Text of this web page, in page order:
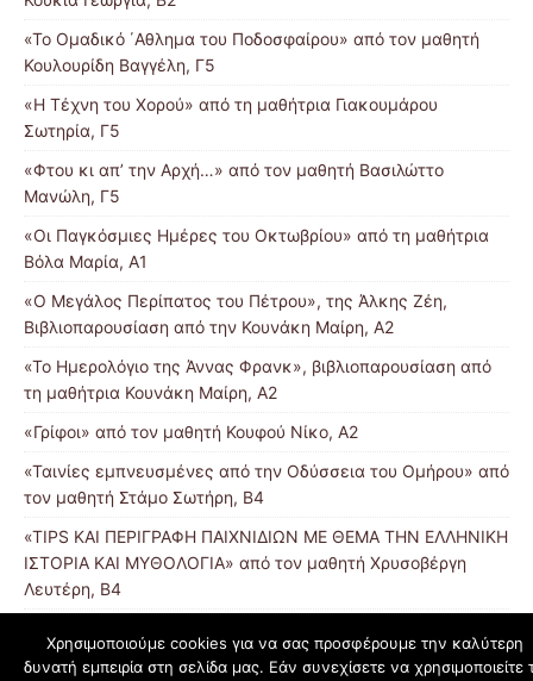
«Το Ομαδικό ΄Αθλημα του Ποδοσφαίρου» από τον μαθητή
Κουλουρίδη Βαγγέλη, Γ5
«Η Τέχνη του Χορού» από τη μαθήτρια Γιακουμάρου
Σωτηρία, Γ5
«Φτου κι απ’ την Αρχή…» από τον μαθητή Βασιλώττο
Μανώλη, Γ5
«Οι Παγκόσμιες Ημέρες του Οκτωβρίου» από τη μαθήτρια
Βόλα Μαρία, Α1
«Ο Μεγάλος Περίπατος του Πέτρου», της Άλκης Ζέη,
Βιβλιοπαρουσίαση από την Κουνάκη Μαίρη, Α2
«Το Ημερολόγιο της Άννας Φρανκ», βιβλιοπαρουσίαση από
τη μαθήτρια Κουνάκη Μαίρη, Α2
«Γρίφοι» από τον μαθητή Κουφού Νίκο, Α2
«Ταινίες εμπνευσμένες από την Οδύσσεια του Ομήρου» από
τον μαθητή Στάμο Σωτήρη, Β4
«TIPS ΚΑΙ ΠΕΡΙΓΡΑΦΗ ΠΑΙΧΝΙΔΙΩΝ ΜΕ ΘΕΜΑ ΤΗΝ ΕΛΛΗΝΙΚΗ
ΙΣΤΟΡΙΑ ΚΑΙ ΜΥΘΟΛΟΓΙΑ» από τον μαθητή Χρυσοβέργη
Λευτέρη, Β4
Χρησιμοποιούμε cookies για να σας προσφέρουμε την καλύτερη
δυνατή εμπειρία στη σελίδα μας. Εάν συνεχίσετε να χρησιμοποιείτε